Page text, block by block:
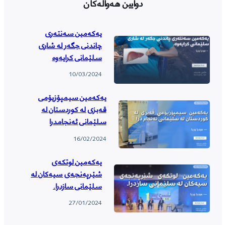
دوایین هەواڵەکان
یەکەمین سەنتەری
چاندنی جگەر لە شاری
سلێمانی کرایەوە
10/03/2024
یەکەمین سیمپۆزیۆمی
قەبزی لە کوردستان لە
سلێمانی ئەنجامدرا
16/02/2024
یەکەمین لوتکەی
شێرپەنجەی سیەکان لە
سلێمانی سازدرا.
27/01/2024